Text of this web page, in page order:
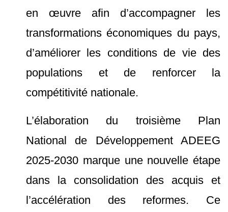
en œuvre afin d’accompagner les
transformations économiques du pays,
d’améliorer les conditions de vie des
populations et de renforcer la
compétitivité nationale.
L’élaboration du troisième Plan
National de Développement ADEEG
2025-2030 marque une nouvelle étape
dans la consolidation des acquis et
l’accélération des reformes. Ce